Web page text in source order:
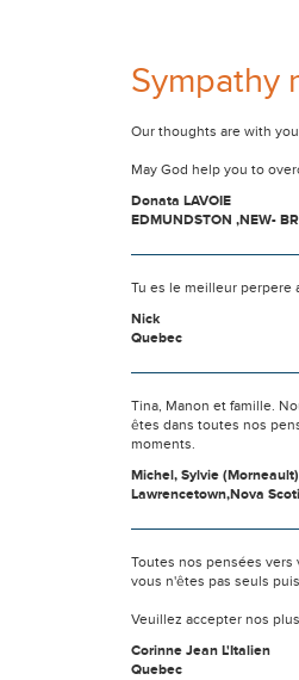
Sympathy
Our thoughts are with
May God help you to
Donata LAVOIE
EDMUNDSTON ,NEW-
Tu es le meilleur perpere
Nick
Quebec
Tina, Manon et famille.
êtes dans toutes nos
moments.
Michel, Sylvie
Lawrencetown,Nova
Toutes nos pensées
vous n'êtes pas seuls
Veuillez accepter nos
Corinne Jean L'Italien
Quebec